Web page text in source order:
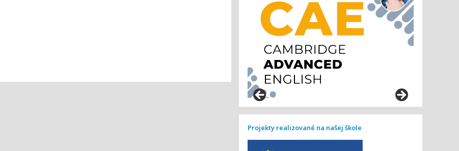
Projekty realizované na našej škole